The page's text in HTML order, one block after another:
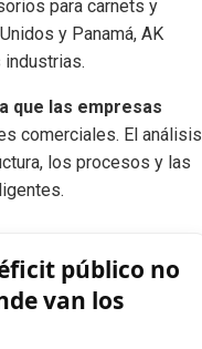
para carnets y
y Panamá, AK
industrias.
que las empresas
comerciales. El análisis
los procesos y las
público no
van los